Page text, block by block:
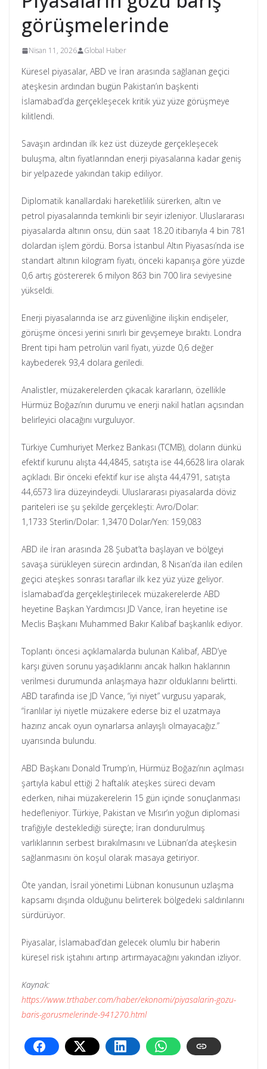
görüşmelerinde
Nisan 11, 2026 Global Haber
Küresel piyasalar, ABD ve İran arasında sağlanan geçici
ateşkesin ardından bugün Pakistan’ın başkenti
İslamabad’da gerçekleşecek kritik yüz yüze görüşmeye
kilitlendi.
Savaşın ardından ilk kez üst düzeyde gerçekleşecek
buluşma, altın fiyatlarından enerji piyasalarına kadar geniş
bir yelpazede yakından takip ediliyor.
Diplomatik kanallardaki hareketlilik sürerken, altın ve
petrol piyasalarında temkinli bir seyir izleniyor. Uluslararası
piyasalarda altının onsu, dün saat 18.20 itibarıyla 4 bin 781
dolardan işlem gördü. Borsa İstanbul Altın Piyasası’nda ise
standart altının kilogram fiyatı, önceki kapanışa göre yüzde
0,6 artış göstererek 6 milyon 863 bin 700 lira seviyesine
yükseldi.
Enerji piyasalarında ise arz güvenliğine ilişkin endişeler,
görüşme öncesi yerini sınırlı bir gevşemeye bıraktı. Londra
Brent tipi ham petrolün varil fiyatı, yüzde 0,6 değer
kaybederek 93,4 dolara geriledi.
Analistler, müzakerelerden çıkacak kararların, özellikle
Hürmüz Boğazı’nın durumu ve enerji nakil hatları açısından
belirleyici olacağını vurguluyor.
Türkiye Cumhuriyet Merkez Bankası (TCMB), doların dünkü
efektif kurunu alışta 44,4845, satışta ise 44,6628 lira olarak
açıkladı. Bir önceki efektif kur ise alışta 44,4791, satışta
44,6573 lira düzeyindeydi. Uluslararası piyasalarda döviz
pariteleri ise şu şekilde gerçekleşti: Avro/Dolar:
1,1733 Sterlin/Dolar: 1,3470 Dolar/Yen: 159,083
ABD ile İran arasında 28 Şubat’ta başlayan ve bölgeyi
savaşa sürükleyen sürecin ardından, 8 Nisan’da ilan edilen
geçici ateşkes sonrası taraflar ilk kez yüz yüze geliyor.
İslamabad’da gerçekleştirilecek müzakerelerde ABD
heyetine Başkan Yardımcısı JD Vance, İran heyetine ise
Meclis Başkanı Muhammed Bakır Kalibaf başkanlık ediyor.
Toplantı öncesi açıklamalarda bulunan Kalibaf, ABD’ye
karşı güven sorunu yaşadıklarını ancak halkın haklarının
verilmesi durumunda anlaşmaya hazır olduklarını belirtti.
ABD tarafında ise JD Vance, “iyi niyet” vurgusu yaparak,
“İranlılar iyi niyetle müzakere ederse biz el uzatmaya
hazırız ancak oyun oynarlarsa anlayışlı olmayacağız.”
uyarısında bulundu.
ABD Başkanı Donald Trump’ın, Hürmüz Boğazı’nın açılması
şartıyla kabul ettiği 2 haftalık ateşkes süreci devam
ederken, nihai müzakerelerin 15 gün içinde sonuçlanması
hedefleniyor. Türkiye, Pakistan ve Mısır’ın yoğun diplomasi
trafiğiyle desteklediği süreçte; İran dondurulmuş
varlıklarının serbest bırakılmasını ve Lübnan’da ateşkesin
sağlanmasını ön koşul olarak masaya getiriyor.
Öte yandan, İsrail yönetimi Lübnan konusunun uzlaşma
kapsamı dışında olduğunu belirterek bölgedeki saldırılarını
sürdürüyor.
Piyasalar, İslamabad’dan gelecek olumlu bir haberin
küresel risk iştahını artırıp artırmayacağını yakından izliyor.
Kaynak:
https://www.trthaber.com/haber/ekonomi/piyasalarin-gozu-
baris-gorusmelerinde-941270.html